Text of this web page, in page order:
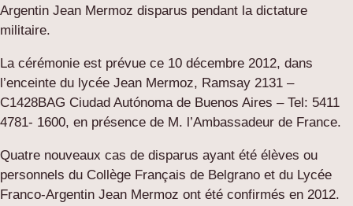
Argentin Jean Mermoz disparus pendant la dictature
militaire.
La cérémonie est prévue ce 10 décembre 2012, dans
l’enceinte du lycée Jean Mermoz, Ramsay 2131 –
C1428BAG Ciudad Autónoma de Buenos Aires – Tel: 5411
4781- 1600, en présence de M. l’Ambassadeur de France.
Quatre nouveaux cas de disparus ayant été élèves ou
personnels du Collège Français de Belgrano et du Lycée
Franco-Argentin Jean Mermoz ont été confirmés en 2012.